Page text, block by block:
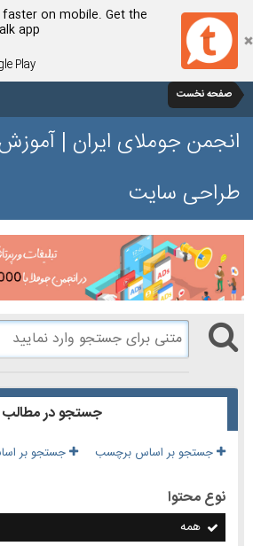
on mobile. Get the
app?
Play
صفحه نخست
انجمن جوملای ایران |
طراحی سایت
جستجو در مطالب
جستجو بر اساس برچسب جستجو بر
نوع محتوا
همه